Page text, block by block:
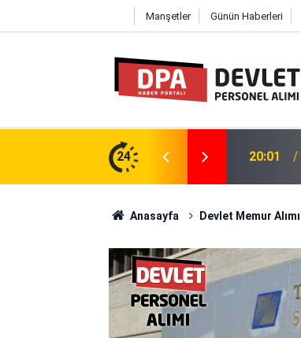
Manşetler Günün Haberleri
24
| Başvuru Rehberi 19:57
Anasayfa Devlet Memur Alımı